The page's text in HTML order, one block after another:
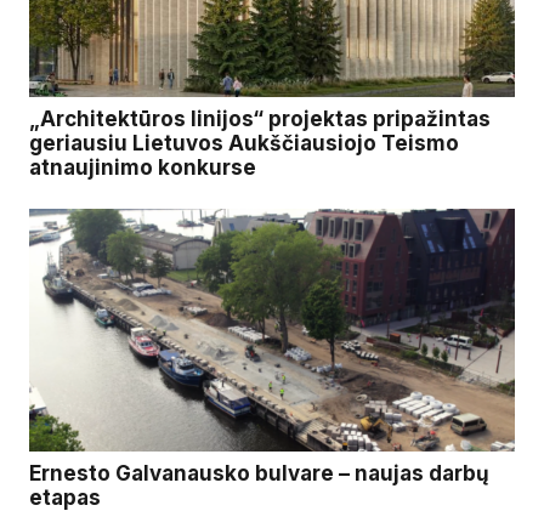
„Architektūros linijos“ projektas pripažintas
geriausiu Lietuvos Aukščiausiojo Teismo
atnaujinimo konkurse
Ernesto Galvanausko bulvare – naujas darbų
etapas